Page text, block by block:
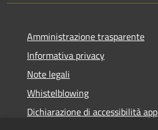
Amministrazione trasparente
Informativa privacy
Note legali
Whistelblowing
Dichiarazione di accessibilità app